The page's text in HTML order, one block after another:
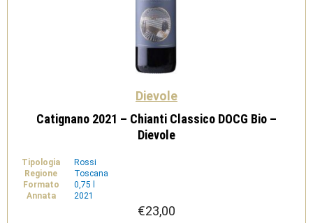
Dievole
Catignano 2021 – Chianti Classico DOCG Bio –
Dievole
Tipologia
Rossi
Regione
Toscana
Formato
0,75 l
Annata
2021
€23,00